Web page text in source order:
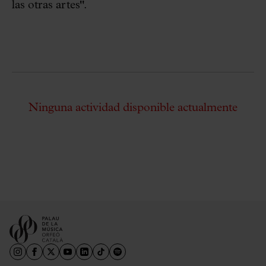
las otras artes".
Ninguna actividad disponible actualmente